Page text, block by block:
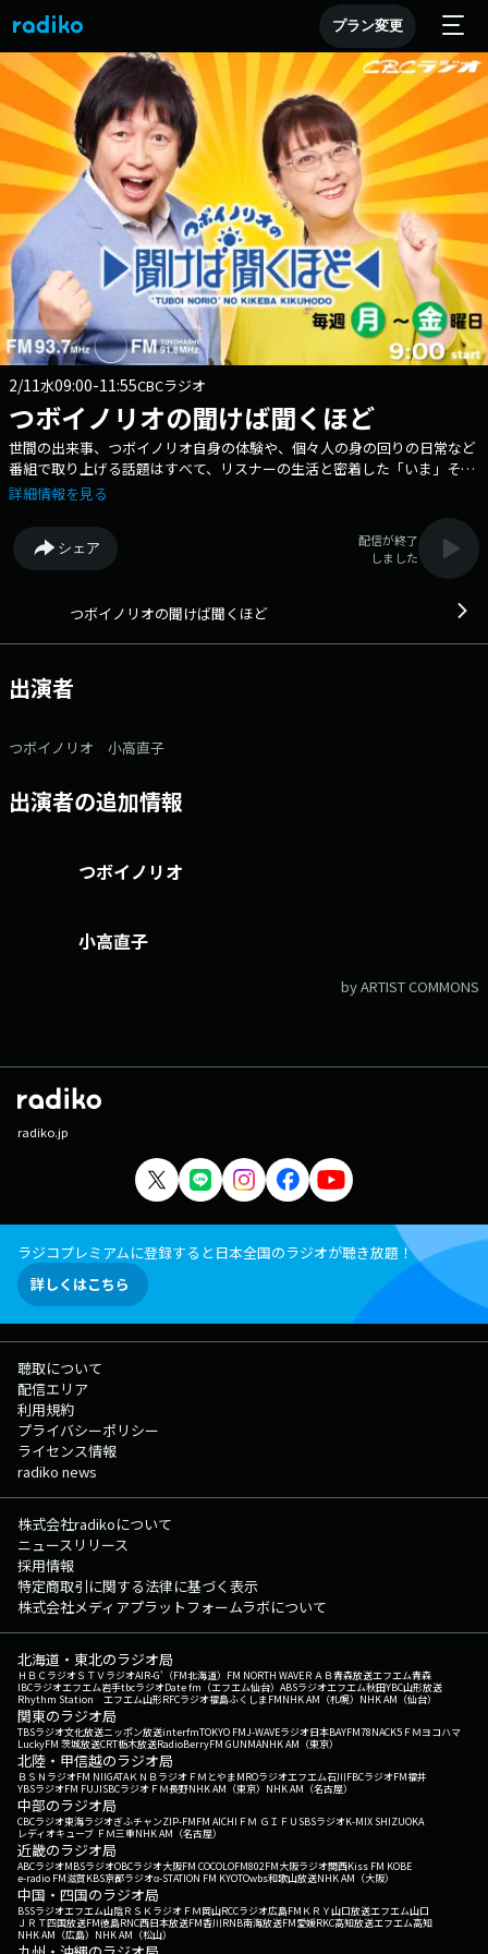
プラン変更
2/11水09:00-11:55CBCラジオ
つボイノリオの聞けば聞くほど
世間の出来事、つボイノリオ自身の体験や、個々人の身の回りの日常など
番組で取り上げる話題はすべて、リスナーの生活と密着した「いま」その
もの。 一緒に聞き、一緒に番組を創っていく。送られてくるおたよりは
て、番組はLIVE感あふれる究極の「井戸端会議｣！ パーソナリティは、
名（迷）曲「金太の大冒険」で東海地区ではおなじみのつボイノリオと、
小高直子CBCアナウンサーの名コンビ。 30周年を迎えた長寿番組で
ピはこちら http://hicbc.com/radio/kikeba/cooking/ 番組記事を読む
詳細情報を見る
シェア
配信が終了
しました
つボイノリオの聞けば聞くほど
出演者
つボイノリオ 小高直子
出演者の追加情報
つボイノリオ
小高直子
by ARTIST COMMONS
radiko.jp
ラジコプレミアムに登録すると日本全国のラジオが聴き放題！
詳しくはこちら
聴取について
配信エリア
利用規約
プライバシーポリシー
ライセンス情報
radiko news
株式会社radikoについて
ニュースリリース
採用情報
特定商取引に関する法律に基づく表示
株式会社メディアプラットフォームラボについて
北海道・東北のラジオ局
ＨＢＣラジオＳＴＶラジオAIR-G'（FM北海道） FM NORTH WAVEＲＡＢ青森放送エフエム青森
IBCラジオエフエム岩手tbcラジオDate fm（エフエム仙台） ABSラジオエフエム秋田YBC山形放送
Rhythm Station エフエム山形RFCラジオ福島ふくしまFMNHK AM（札幌） NHK AM（仙台）
関東のラジオ局
TBSラジオ文化放送ニッポン放送interfmTOKYO FMJ-WAVEラジオ日本BAYFM78NACK5 ＦＭヨコハマ
LuckyFM 茨城放送CRT栃木放送RadioBerryFM GUNMANHK AM（東京）
北陸・甲信越のラジオ局
ＢＳＮラジオFM NIIGATAＫＮＢラジオ ＦＭとやまMROラジオエフエム石川FBCラジオFM福井
YBSラジオFM FUJISBCラジオ ＦＭ長野NHK AM（東京） NHK AM（名古屋）
中部のラジオ局
CBCラジオ東海ラジオぎふチャンZIP-FMFM AICHI ＦＭ ＧＩＦＵ SBSラジオK-MIX SHIZUOKA
レディオキューブ ＦＭ三重NHK AM（名古屋）
近畿のラジオ局
ABCラジオMBSラジオOBCラジオ大阪FM COCOLOFM802FM大阪ラジオ関西Kiss FM KOBE
e-radio FM滋賀KBS京都ラジオα-STATION FM KYOTOwbs和歌山放送NHK AM（大阪）
中国・四国のラジオ局
BSSラジオエフエム山陰ＲＳＫラジオ ＦＭ岡山RCCラジオ広島FM ＫＲＹ山口放送エフエム山口
ＪＲＴ四国放送FM徳島RNC西日本放送FM香川RNB南海放送FM愛媛RKC高知放送エフエム高知
NHK AM（広島） NHK AM（松山）